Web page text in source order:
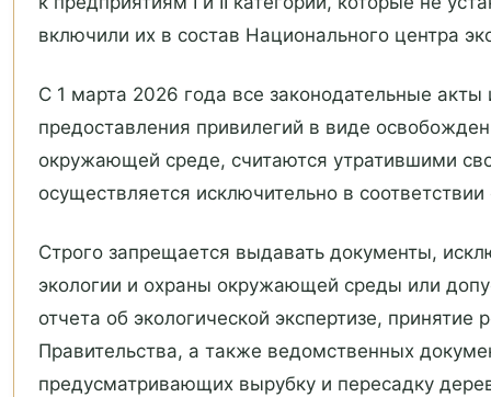
включили их в состав Национального центра
С 1 марта 2026 года все законодательные
предоставления привилегий в виде
окружающей среде, считаются утратившими
осуществляется исключительно в
Строго запрещается выдавать документы,
экологии и охраны окружающей среды или
отчета об экологической экспертизе,
Правительства, а также ведомственных
предусматривающих вырубку и пересадку